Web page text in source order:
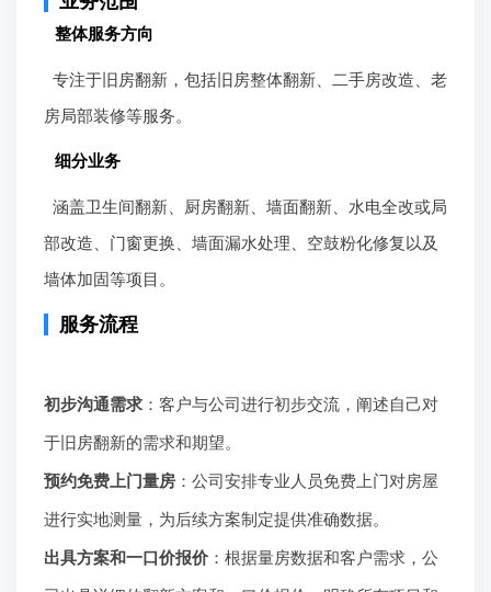
专注于旧房翻新，包括旧房整体翻新、二手房改造、老
墙体加固等项目。
初步沟通需求
预约免费上门量房 ：公司安排专业人员免费上门对房屋
进行实地测量，为后续方案制定提供准确数据。
出具方案和一口价报价 ：根据量房数据和客户需求，公
司出具详细的翻新方案和一口价报价，明确所有项目和
费用。